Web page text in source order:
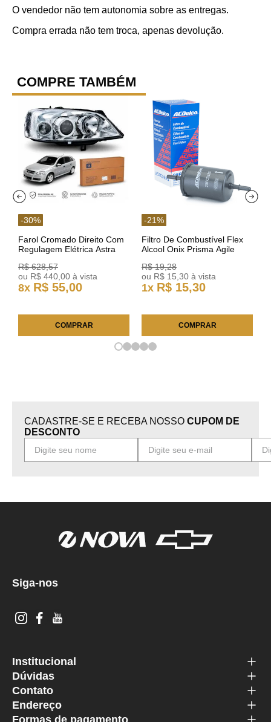
O vendedor não tem autonomia sobre as entregas.
Compra errada não tem troca, apenas devolução.
COMPRE TAMBÉM
-30%
Farol Cromado Direito Com
Regulagem Elétrica Astra
R$ 628,57
ou R$ 440 00 à vista
8x R$ 55,00
COMPRAR
-21%
Filtro De Combustível Flex
Alcool Onix Prisma Agile
25FC0225 ACDelco
R$ 19,28
ou R$ 15 30 à vista
1x R$ 15,30
COMPRAR
CADASTRE-SE E RECEBA NOSSO CUPOM DE
DESCONTO
Siga-nos
Institucional
Dúvidas
Contato
Endereço
Formas de pagamento